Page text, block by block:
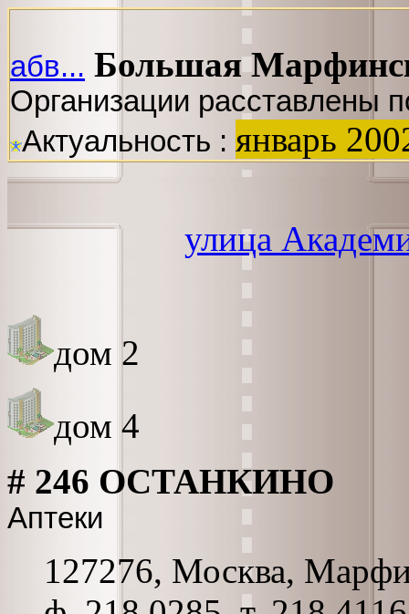
абв... Большая
Организации расставлены
Актуальность : январь
улица
дом 2
дом 4
# 246 ОСТАНКИНО
Аптеки
127276, Москва,